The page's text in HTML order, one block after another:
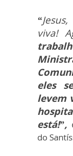
“J
viva!
eles
levem
está!”,
do